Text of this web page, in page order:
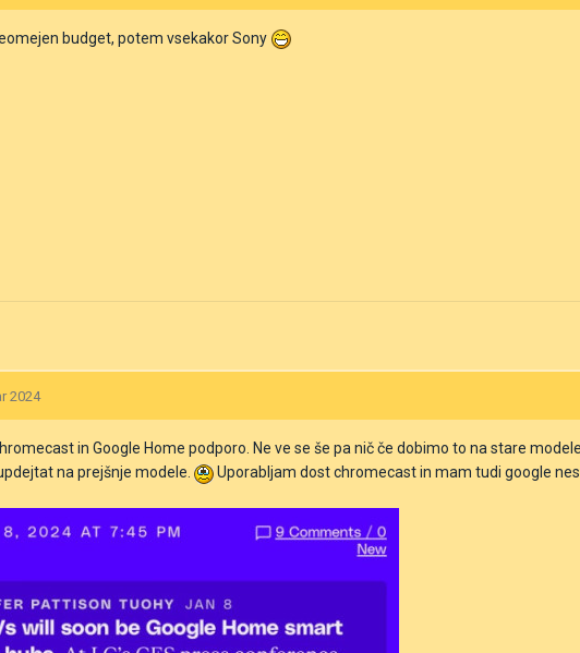
budget, potem vsekakor Sony
2024
in Google Home podporo. Ne ve se še pa nič če dobimo to na stare
na prejšnje modele.
Uporabljam dost chromecast in mam tudi google